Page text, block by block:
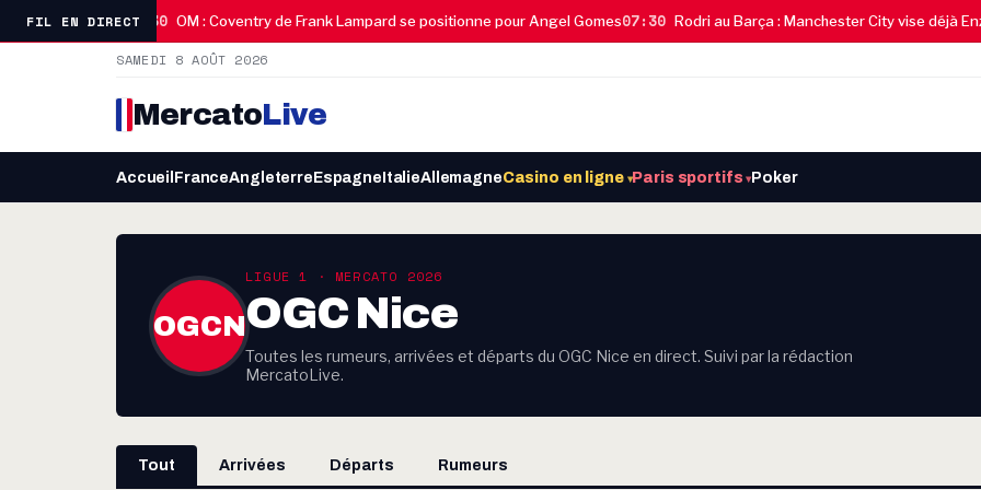
FIL EN DIRECT
poignant08:30 OM : Coventry de Frank Lampard se positionne pour Angel Gomes07:30 Rodri au Barça : Manchester City vise déjà Enzo
SAMEDI 8 AOÛT 2026
MercatoLive
Accueil FranceAngleterreEspagneItalieAllemagneCasino en ligne ▾Paris sportifs▾Poker
OGCN
LIGUE 1 · MERCATO 2026
OGC Nice
Toutes les rumeurs, arrivées et départs du OGC Nice en direct. Suivi par la rédaction
MercatoLive.
Tout Arrivées Départs Rumeurs